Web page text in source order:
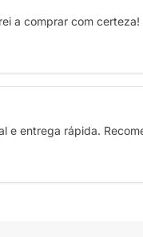
a comprar com certeza!
e entrega rápida.